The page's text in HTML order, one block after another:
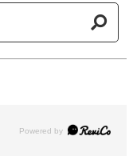
Powered by